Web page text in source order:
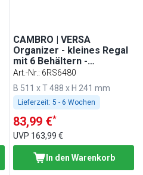
CAMBRO | VERSA
Organizer - kleines Regal
mit 6 Behältern -
511x488mm - Grau-
gesprenkelt
Art.-Nr.: 6RS6480
B 511 x T 488 x H 241 mm
Lieferzeit: 5 - 6 Wochen
83,99 €*
UVP 163,99 €
In den Warenkorb